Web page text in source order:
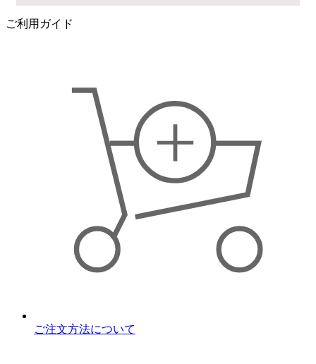
ご利用ガイド
ご注文方法について